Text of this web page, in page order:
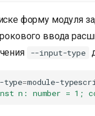
форму модуля
ввода
--input-type
=module-
n: number = 1;